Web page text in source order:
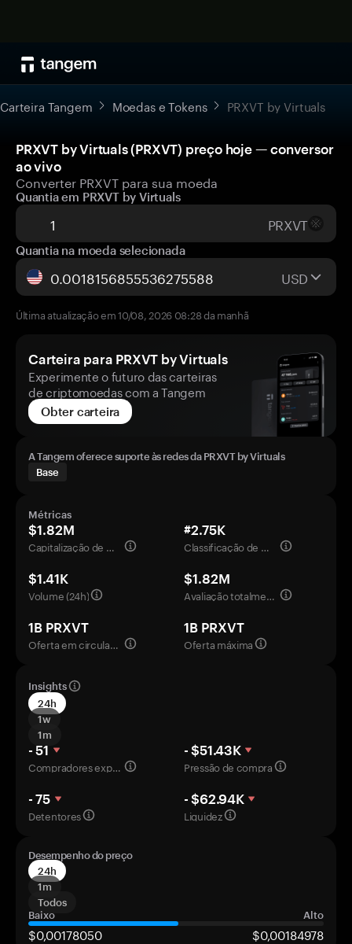
Carteira Tangem Moedas e Tokens PRXVT by Virtuals
PRXVT by Virtuals (PRXVT) preço hoje — conversor
ao vivo
Converter PRXVT para sua moeda
Quantia em PRXVT by Virtuals
PRXVT
Quantia na moeda selecionada
USD
Última atualização em 10/08, 2026 08:28 da manhã
Carteira para PRXVT by Virtuals
Experimente o futuro das carteiras
de criptomoedas com a Tangem
Obter carteira
A Tangem oferece suporte às redes da PRXVT by Virtuals
Base
Métricas
$1.82M
Capitalização de mercado
#2.75K
Classificação de mercado
$1.41K
Volume (24h)
$1.82M
Avaliação totalmente diluída
1B PRXVT
Oferta em circulação
1B PRXVT
Oferta máxima
Insights
24h
1w
1m
- 51
Compradores experientes
- $51.43K
Pressão de compra
- 75
Detentores
- $62.94K
Liquidez
Desempenho do preço
24h
1m
Todos
Baixo
Alto
$0,00178050 $0,00184978